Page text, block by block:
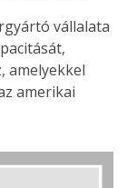
vállalata
amelyekkel
amerikai